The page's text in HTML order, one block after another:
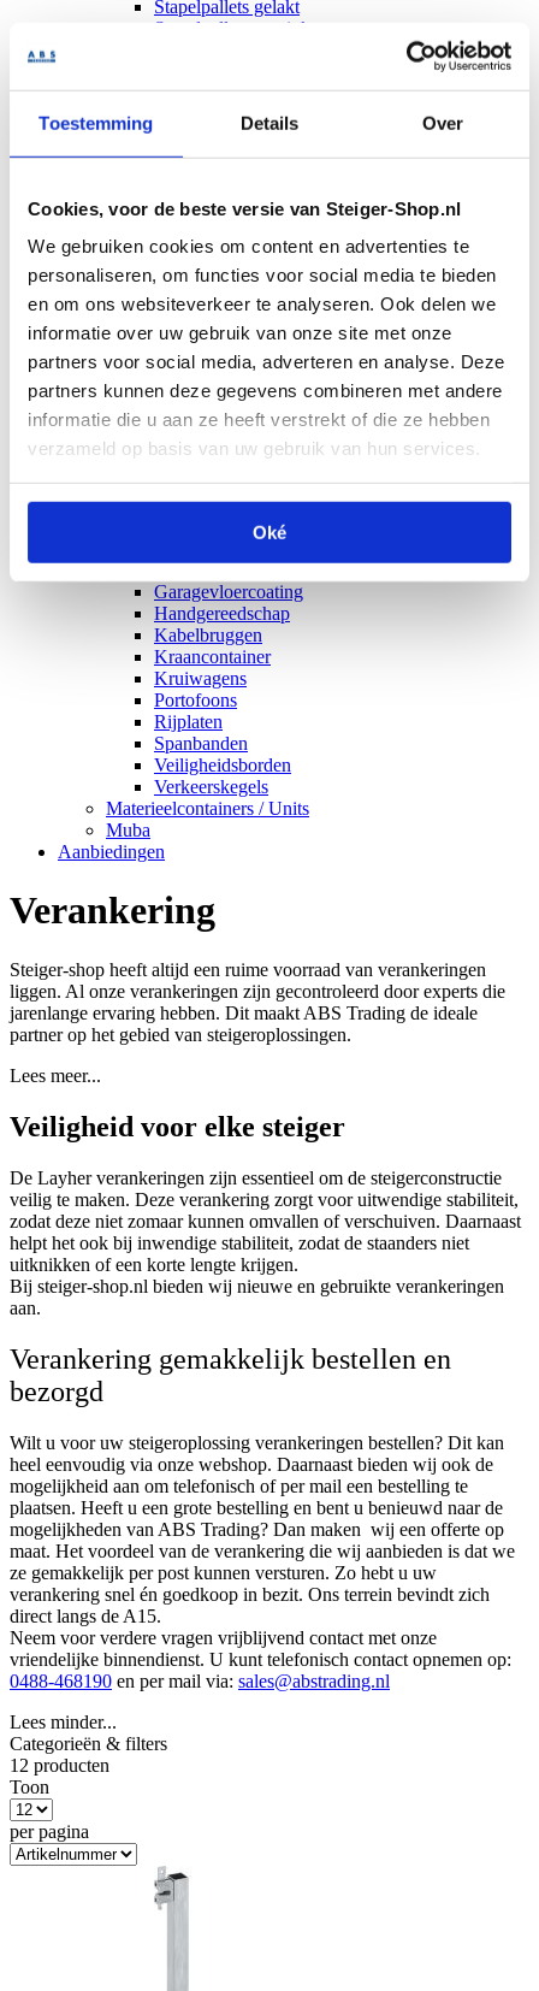
Toestemming Details Over
Cookies, voor de beste versie van Steiger-Shop.nl
We gebruiken cookies om content en advertenties te
personaliseren, om functies voor social media te bieden
en om ons websiteverkeer te analyseren. Ook delen we
informatie over uw gebruik van onze site met onze
partners voor social media, adverteren en analyse. Deze
partners kunnen deze gegevens combineren met andere
informatie die u aan ze heeft verstrekt of die ze hebben
verzameld op basis van uw gebruik van hun services.
Oké
Stapelpallets gelakt
Stapelpallets verzinkt
Bouwplaatsinrichting
Bouwhekken
Demontabele containers
Bouwverwarming
Bouwdrogers
Gaskachels
Bouwlampen
Bouwliften
Krachtarmliften
Krachtarmlift accessoires
Stortkokers
Randbeveiliging
Verdeelkasten
Hoofdverdeelkasten
Zwerfkasten
Terrein
Big bags
Bouwradio's
Bouwwaterputten
Energievoorzieningen / Split-unit airco
Garagevloercoating
Handgereedschap
Kabelbruggen
Kraancontainer
Kruiwagens
Portofoons
Rijplaten
Spanbanden
Veiligheidsborden
Verkeerskegels
Materieelcontainers / Units
Muba
Aanbiedingen
Verankering
Steiger-shop heeft altijd een ruime voorraad van verankeringen
liggen. Al onze verankeringen zijn gecontroleerd door experts die
jarenlange ervaring hebben. Dit maakt ABS Trading de ideale
partner op het gebied van steigeroplossingen.
Lees meer...
Veiligheid voor elke steiger
De Layher verankeringen zijn essentieel om de steigerconstructie
veilig te maken. Deze verankering zorgt voor uitwendige stabiliteit,
zodat deze niet zomaar kunnen omvallen of verschuiven. Daarnaast
helpt het ook bij inwendige stabiliteit, zodat de staanders niet
uitknikken of een korte lengte krijgen.
Bij steiger-shop.nl bieden wij nieuwe en gebruikte verankeringen
aan.
Verankering gemakkelijk bestellen en
bezorgd
Wilt u voor uw steigeroplossing verankeringen bestellen? Dit kan
heel eenvoudig via onze webshop. Daarnaast bieden wij ook de
mogelijkheid aan om telefonisch of per mail een bestelling te
plaatsen. Heeft u een grote bestelling en bent u benieuwd naar de
mogelijkheden van ABS Trading? Dan maken wij een offerte op
maat. Het voordeel van de verankering die wij aanbieden is dat we
ze gemakkelijk per post kunnen versturen. Zo hebt u uw
verankering snel én goedkoop in bezit. Ons terrein bevindt zich
direct langs de A15.
Neem voor verdere vragen vrijblijvend contact met onze
vriendelijke binnendienst. U kunt telefonisch contact opnemen op:
0488-468190 en per mail via: sales@abstrading.nl
Lees minder...
Categorieën & filters
12 producten
Toon
per pagina